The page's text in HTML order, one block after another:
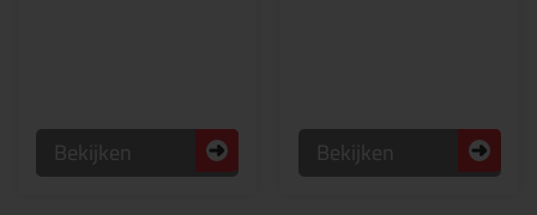
Bekijken Bekijken